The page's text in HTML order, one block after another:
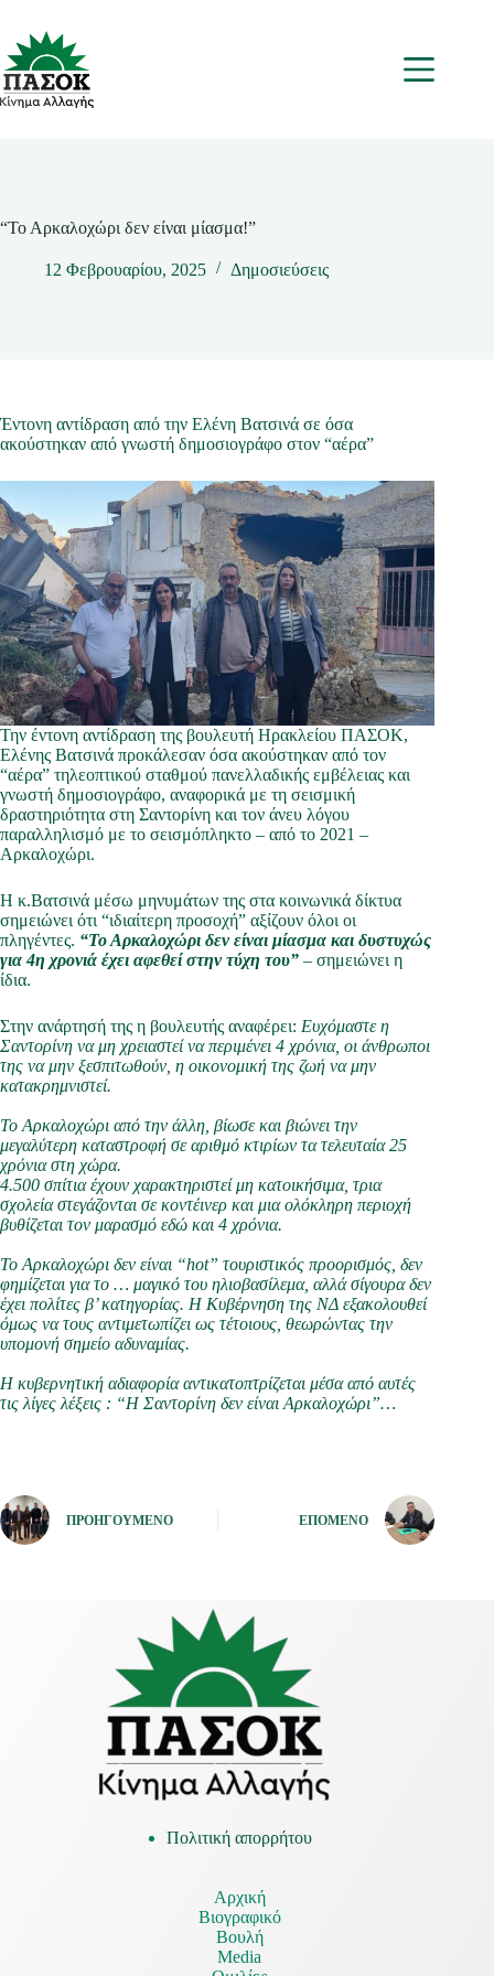
περιεχόμενο
Μενου
“Το Αρκαλοχώρι δεν είναι μίασμα!”
12 Φεβρουαρίου, 2025 Δημοσιεύσεις
Έντονη αντίδραση από την Ελένη Βατσινά σε όσα
ακούστηκαν από γνωστή δημοσιογράφο στον “αέρα”
Την έντονη αντίδραση της βουλευτή Ηρακλείου ΠΑΣΟΚ,
Ελένης Βατσινά προκάλεσαν όσα ακούστηκαν από τον
“αέρα” τηλεοπτικού σταθμού πανελλαδικής εμβέλειας και
γνωστή δημοσιογράφο, αναφορικά με τη σεισμική
δραστηριότητα στη Σαντορίνη και τον άνευ λόγου
παραλληλισμό με το σεισμόπληκτο – από το 2021 –
Αρκαλοχώρι.
Η κ.Βατσινά μέσω μηνυμάτων της στα κοινωνικά δίκτυα
σημειώνει ότι “ιδιαίτερη προσοχή” αξίζουν όλοι οι
πληγέντες. “Το Αρκαλοχώρι δεν είναι μίασμα και δυστυχώς
για 4η χρονιά έχει αφεθεί στην τύχη του” – σημειώνει η
ίδια.
Στην ανάρτησή της η βουλευτής αναφέρει: Ευχόμαστε η
Σαντορίνη να μη χρειαστεί να περιμένει 4 χρόνια, οι άνθρωποι
της να μην ξεσπιτωθούν, η οικονομική της ζωή να μην
κατακρημνιστεί.
Το Αρκαλοχώρι από την άλλη, βίωσε και βιώνει την
μεγαλύτερη καταστροφή σε αριθμό κτιρίων τα τελευταία 25
χρόνια στη χώρα.
4.500 σπίτια έχουν χαρακτηριστεί μη κατοικήσιμα, τρια
σχολεία στεγάζονται σε κοντέινερ και μια ολόκληρη περιοχή
βυθίζεται τον μαρασμό εδώ και 4 χρόνια.
Το Αρκαλοχώρι δεν είναι “hot” τουριστικός προορισμός, δεν
φημίζεται για το … μαγικό του ηλιοβασίλεμα, αλλά σίγουρα δεν
έχει πολίτες β’ κατηγορίας. Η Κυβέρνηση της ΝΔ εξακολουθεί
όμως να τους αντιμετωπίζει ως τέτοιους, θεωρώντας την
υπομονή σημείο αδυναμίας.
Η κυβερνητική αδιαφορία αντικατοπτρίζεται μέσα από αυτές
τις λίγες λέξεις : “Η Σαντορίνη δεν είναι Αρκαλοχώρι”…
ΠΡΟΗΓΟΎΜΕΝΟ ΕΠΌΜΕΝΟ
Πολιτική απορρήτου
Αρχική
Βιογραφικό
Βουλή
Media